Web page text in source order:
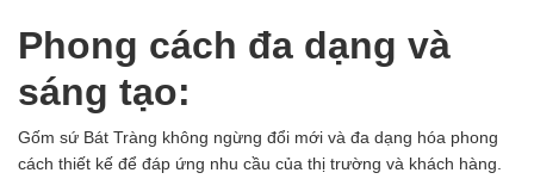
Phong cách đa dạng và
sáng tạo:
Gốm sứ Bát Tràng không ngừng đổi mới và đa dạng hóa phong
cách thiết kế để đáp ứng nhu cầu của thị trường và khách hàng.